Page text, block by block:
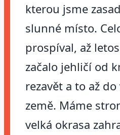
kterou jsme
slunné místo.
prospíval, až
začalo jehličí od
rezavět a to až
země. Máme
velká okrasa